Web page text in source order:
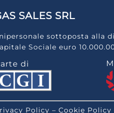
SALES SRL
sottoposta alla
Sociale euro
di
Policy – Cookie Policy